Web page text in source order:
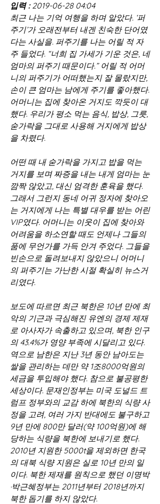
입력 : 2019-06-28 04:04
최근 나는 기억 여행을 하며 알았다. ‘퍼
주기’가 오래전부터 내겐 친숙한 단어였
다는 사실을. 퍼주기를 나는 어릴 적 자
주 들었다. “너희 집 가세가 기운 것은, 네
엄마의 퍼주기 때문이다.” 어릴 적 어머
니의 퍼주기가 어떠했는지 잘 몰랐지만,
손이 큰 엄마는 남에게 주기를 좋아했다.
어머니는 집에 찾아온 거지도 깍듯이 대
했다. 우리가 평소 먹는 음식, 밥상, 그릇,
숟가락을 그대로 사용해 거지에게 밥상
을 차렸다.
어떤 때 내 숟가락을 가지고 밥을 먹는
거지를 보며 짜증을 내는 내게 엄마는 눈
깜짝 않았고, 대신 엄격한 훈육을 했다.
그래서 그런지 동네 어귀 정자에 찾아오
는 거지에게 나는 특별 대우를 받는 어린
VIP였다. 어머니는 이웃이 집에 찾아와
어려움을 하소연할 때도 언제나 그들의
품에 무언가를 가득 안겨 주었다. 그들을
빈손으로 돌려보내지 않았으니 어머니
의 퍼주기는 가난한 시절 확실히 뉴스거
리였다.
보도에 따르면 최근 북한은 10년 만에 최
악의 기근과 극심해진 유엔의 경제 제재
로 아사자가 속출하고 있으며, 북한 인구
의 43.4%가 영양 부족에 시달리고 있다.
역으로 남한은 지난 3년 동안 남아도는
쌀을 관리하는 데만 약 1조8000억원의
세금을 투입해야 했다. 참으로 불공평한
세상이다. 문재인정부는 미국 도널드 트
럼프 정부와의 교감 하에 북한의 식량 사
정을 고려, 여러 가지 반대에도 불구하고
9년 만에 800만 달러(약 100억원)에 해
당하는 식량을 북한에 보내기로 했다.
2010년 지원한 5000t을 제외하면 한국
의 대북 식량 지원은 실로 10년 만의 일
이다. 북한 제재를 원칙으로 했던 이명박
·박근혜정부는 2011년부터 2018년까지
북한 돕기를 하지 않았다.